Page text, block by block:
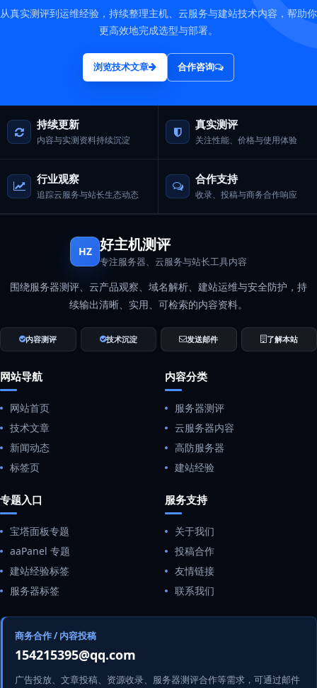
从真实测评到运维经验，持续整理主机、云服务与建站技术内容，帮助你
更高效地完成选型与部署。
浏览技术文章 合作咨询
持续更新
内容与实测资料持续沉淀
真实测评
关注性能、价格与使用体验
行业观察
追踪云服务与站长生态动态
合作支持
收录、投稿与商务合作响应
HZ 好主机测评
专注服务器、云服务与站长工具内容
围绕服务器测评、云产品观察、域名解析、建站运维与安全防护，持
续输出清晰、实用、可检索的内容资料。
内容测评 技术沉淀 发送邮件 了解本站
网站导航
网站首页
技术文章
新闻动态
标签页
内容分类
服务器测评
云服务器内容
高防服务器
建站经验
专题入口
宝塔面板专题
aaPanel 专题
建站经验标签
服务器标签
服务支持
关于我们
投稿合作
友情链接
联系我们
商务合作 / 内容投稿
154215395@qq.com
广告投放、文章投稿、资源收录、服务器测评合作等需求，可通过邮件